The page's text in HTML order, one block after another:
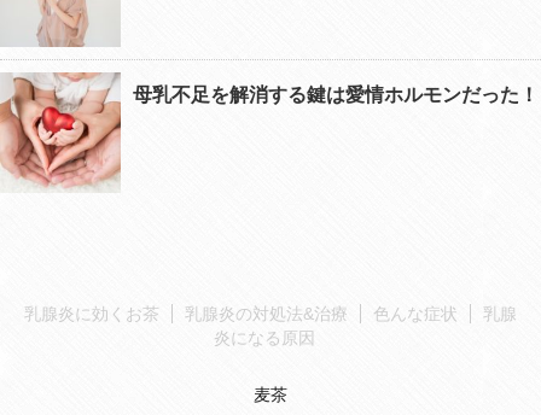
母乳不足を解消する鍵は愛情ホルモンだった！
乳腺炎に効くお茶 乳腺炎の対処法&治療 色んな症状
乳腺
炎になる原因
麦茶